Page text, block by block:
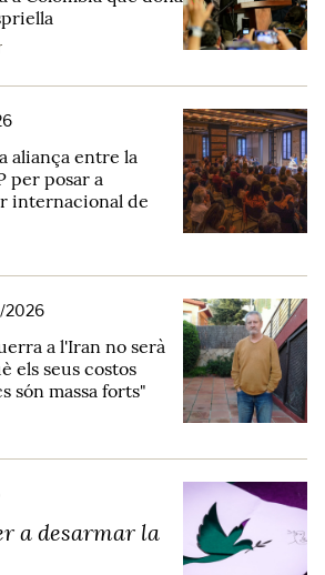
aliança entre la
per posar a
internacional de
2026
a l'Iran no serà
els seus costos
són massa forts"
a desarmar la